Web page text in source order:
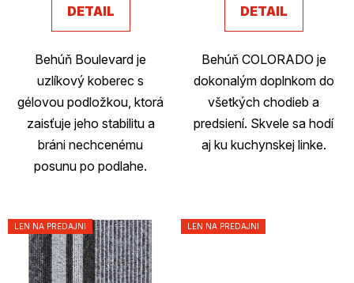
DETAIL
Behúň Boulevard je
uzlíkový koberec s
gélovou podložkou, ktorá
zaisťuje jeho stabilitu a
bráni nechcenému
posunu po podlahe.
DETAIL
Behúň COLORADO je
dokonalým doplnkom do
všetkých chodieb a
predsiení. Skvele sa hodí
aj ku kuchynskej linke.
LEN NA PREDAJNI LEN NA PREDAJNI